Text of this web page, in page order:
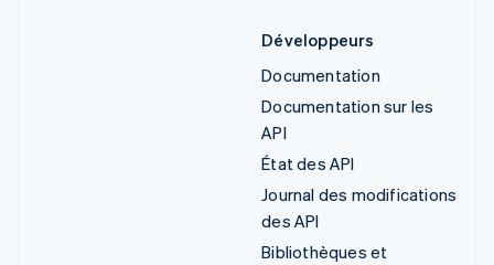
Développeurs
Documentation
Documentation sur les
API
État des API
Journal des modifications
des API
Bibliothèques et